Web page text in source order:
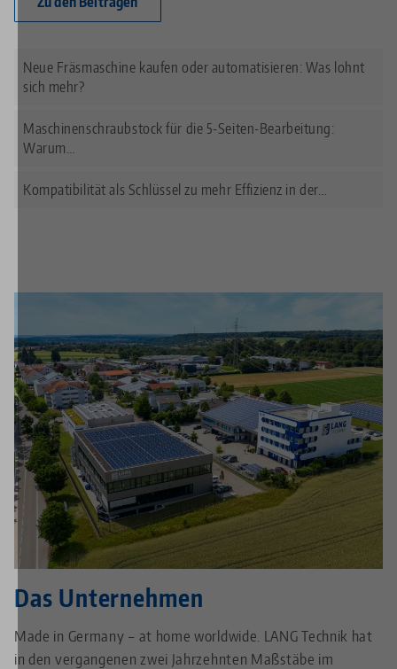
Zu den Beiträgen
Neue Fräsmaschine kaufen oder automatisieren: Was lohnt
Maschinenschraubstock für die 5-Seiten-Bearbeitung:
Made in Germany – at home worldwide. LANG Technik hat